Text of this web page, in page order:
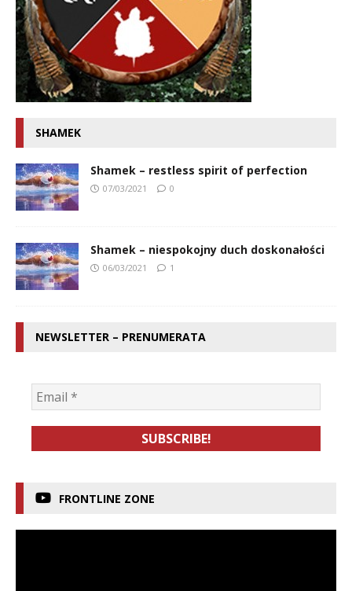
SHAMEK
Shamek – restless spirit of perfection
07/03/2021 0
Shamek – niespokojny duch doskonałości
06/03/2021 1
NEWSLETTER – PRENUMERATA
FRONTLINE ZONE